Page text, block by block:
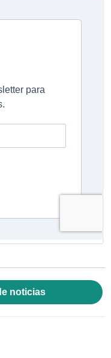
noticias